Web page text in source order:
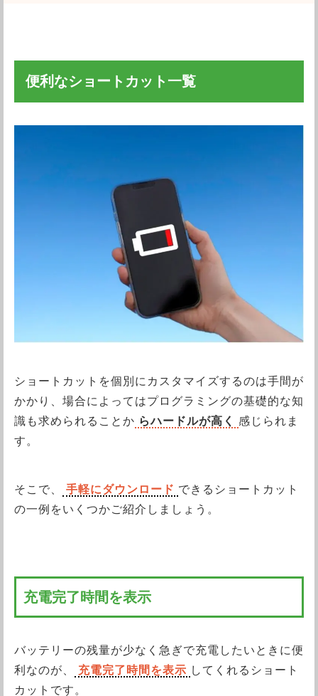
便利なショートカット一覧
ショートカットを個別にカスタマイズするのは手間が
かかり、場合によってはプログラミングの基礎的な知
識も求められることか らハードルが高く
感じられま
す。
そこで、 手軽にダウンロード できるショートカット
の一例をいくつかご紹介しましょう。
充電完了時間を表示
バッテリーの残量が少なく急ぎで充電したいときに便
利なのが、
充電完了時間を表示 してくれるショート
カットです。